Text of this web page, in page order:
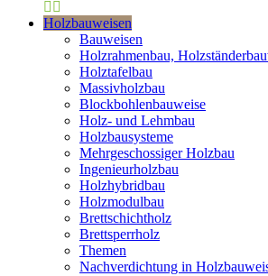
Holzbauweisen
Bauweisen
Holzrahmenbau,
Holztafelbau
Massivholzbau
Blockbohlenbauweise
Holz- und Lehmbau
Holzbausysteme
Mehrgeschossiger Holzbau
Ingenieurholzbau
Holzhybridbau
Holzmodulbau
Brettschichtholz
Brettsperrholz
Themen
Nachverdichtung in